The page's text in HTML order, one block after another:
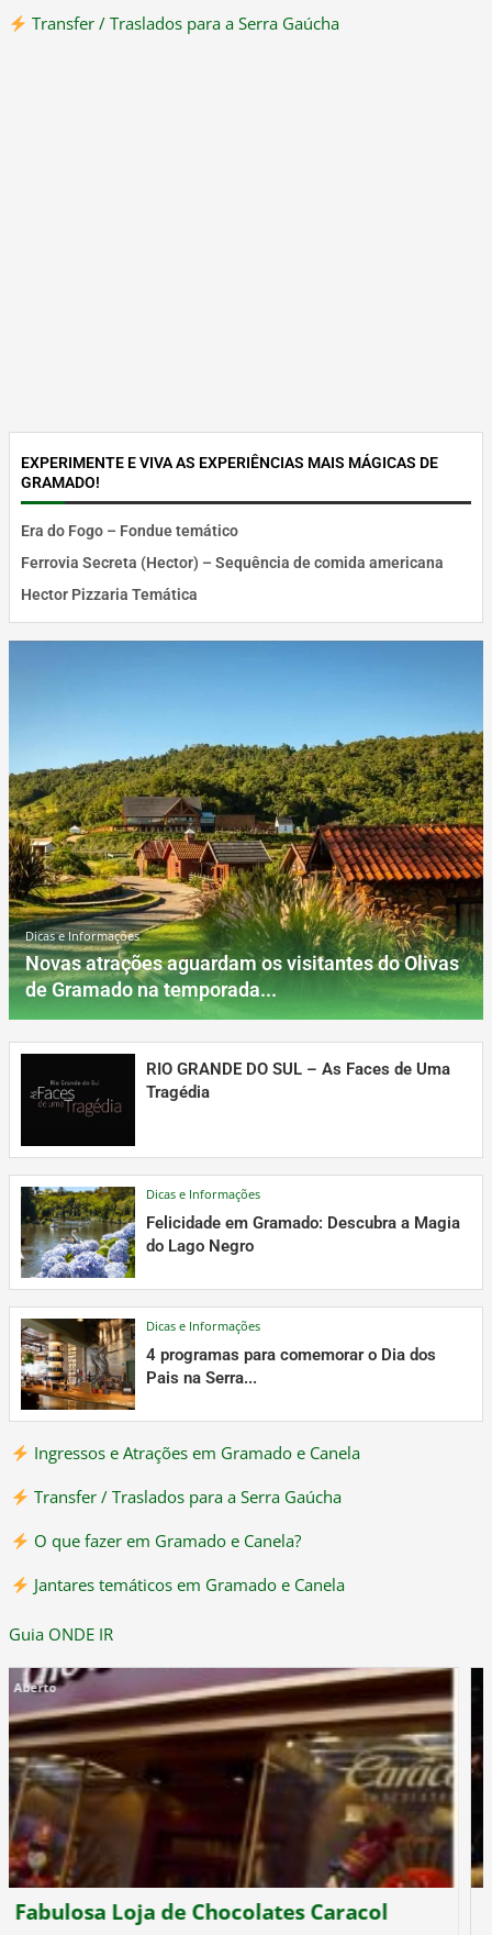
Transfer / Traslados para a Serra Gaúcha
EXPERIMENTE E VIVA AS EXPERIÊNCIAS MAIS MÁGICAS DE
GRAMADO!
Era do Fogo – Fondue temático
Ferrovia Secreta (Hector) – Sequência de comida americana
Hector Pizzaria Temática
Dicas e Informações
Novas atrações aguardam os visitantes do Olivas
de Gramado na temporada...
RIO GRANDE DO SUL – As Faces de Uma
Tragédia
Dicas e Informações
Felicidade em Gramado: Descubra a Magia
do Lago Negro
Dicas e Informações
4 programas para comemorar o Dia dos
Pais na Serra...
Ingressos e Atrações em Gramado e Canela
Transfer / Traslados para a Serra Gaúcha
O que fazer em Gramado e Canela?
Jantares temáticos em Gramado e Canela
Guia ONDE IR
A Mina de Gramado